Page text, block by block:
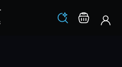
Los